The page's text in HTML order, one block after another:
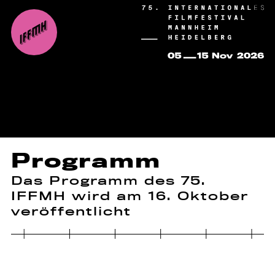
Programm
Das Programm des 75.
IFFMH wird am 16. Oktober
veröffentlicht